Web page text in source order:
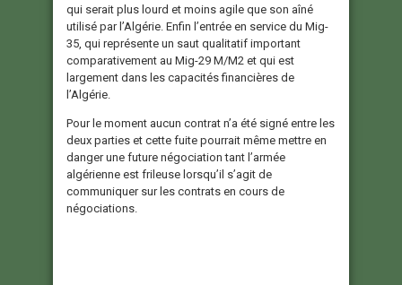
qui serait plus lourd et moins agile que son aîné
utilisé par l’Algérie. Enfin l’entrée en service du Mig-
35, qui représente un saut qualitatif important
comparativement au Mig-29 M/M2 et qui est
largement dans les capacités financières de
l’Algérie.
Pour le moment aucun contrat n’a été signé entre les
deux parties et cette fuite pourrait même mettre en
danger une future négociation tant l’armée
algérienne est frileuse lorsqu’il s’agit de
communiquer sur les contrats en cours de
négociations.